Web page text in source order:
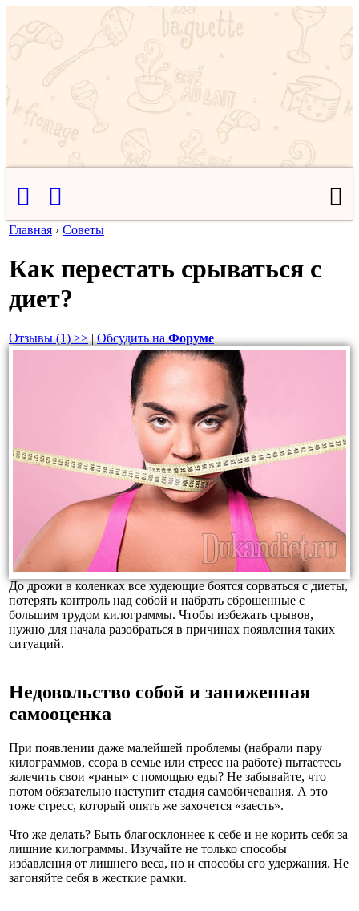
Главная › Советы
Как перестать срываться с
диет?
Отзывы (1) >> | Обсудить на Форуме
До дрожи в коленках все худеющие боятся сорваться с диеты,
потерять контроль над собой и набрать сброшенные с
большим трудом килограммы. Чтобы избежать срывов,
нужно для начала разобраться в причинах появления таких
ситуаций.
Недовольство собой и заниженная
самооценка
При появлении даже малейшей проблемы (набрали пару
килограммов, ссора в семье или стресс на работе) пытаетесь
залечить свои «раны» с помощью еды? Не забывайте, что
потом обязательно наступит стадия самобичевания. А это
тоже стресс, который опять же захочется «заесть».
Что же делать? Быть благосклоннее к себе и не корить себя за
лишние килограммы. Изучайте не только способы
избавления от лишнего веса, но и способы его удержания. Не
загоняйте себя в жесткие рамки.